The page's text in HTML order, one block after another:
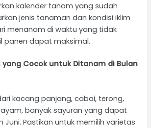
kalender tanam yang sudah
jenis tanaman dan kondisi iklim
menanam di waktu yang tidak
panen dapat maksimal.
Cocok untuk Ditanam di Bulan
kacang panjang, cabai, terong,
banyak sayuran yang dapat
Juni. Pastikan untuk memilih varietas